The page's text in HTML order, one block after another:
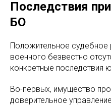
Последствия
БО
Положительное судебное
военного безвестно
конкретные последствия
Во-первых, имущество
доверительное